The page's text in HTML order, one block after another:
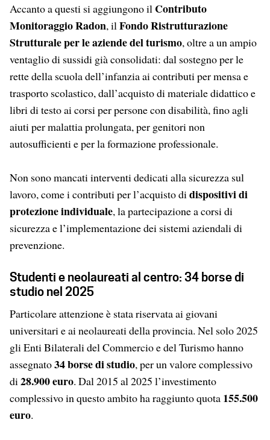
Accanto a questi si aggiungono il Contributo
Monitoraggio Radon, ilFondo Ristrutturazione
Strutturale per le aziende del turismo, oltre a un ampio
ventaglio di sussidi già consolidati: dal sostegno per le
rette della scuola dell’infanzia ai contributi per mensa e
trasporto scolastico, dall’acquisto di materiale didattico e
libri di testo ai corsi per persone con disabilità, fino agli
aiuti per malattia prolungata, per genitori non
autosufficienti e per la formazione professionale.
Non sono mancati interventi dedicati alla sicurezza sul
lavoro, come i contributi per l’acquisto didispositivi di
protezione individuale, la partecipazione a corsi di
sicurezza e l’implementazione dei sistemi aziendali di
prevenzione.
Studenti e neolaureati al centro: 34 borse di
studio nel 2025
Particolare attenzione è stata riservata ai giovani
universitari e ai neolaureati della provincia. Nel solo 2025
gli Enti Bilaterali del Commercio e del Turismo hanno
assegnato34 borse di studio, per un valore complessivo
di28.900 euro. Dal 2015 al 2025 l’investimento
complessivo in questo ambito ha raggiunto quota 155.500
euro.